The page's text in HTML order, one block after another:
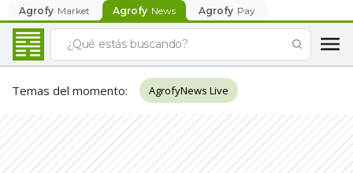
Agrofy Market Agrofy News Agrofy Pay
Temas del momento: AgrofyNews Live